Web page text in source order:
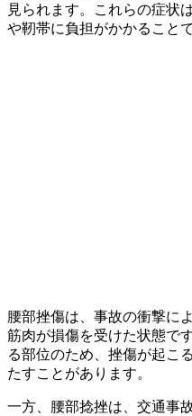
見られます。これらの症状
や靭帯に負担がかかること
腰部挫傷は、事故の衝撃に
筋肉が損傷を受けた状態で
る部位のため、挫傷が起こ
たすことがあります。
一方、腰部捻挫は、交通事